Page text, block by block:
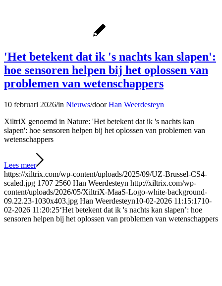
'Het betekent dat ik 's nachts kan slapen':
hoe sensoren helpen bij het oplossen van
problemen van wetenschappers
10 februari 2026/in Nieuws/doorHan Weerdesteyn
XiltriX genoemd in Nature: 'Het betekent dat ik 's nachts kan
slapen': hoe sensoren helpen bij het oplossen van problemen van
wetenschappers
Lees meer
https://xiltrix.com/wp-content/uploads/2025/09/UZ-Brussel-CS4-
scaled.jpg 1707 2560 Han Weerdesteyn http://xiltrix.com/wp-
content/uploads/2026/05/XiltriX-MaaS-Logo-white-background-
09.22.23-1030x403.jpg Han Weerdesteyn10-02-2026 11:15:1710-
02-2026 11:20:25‘Het betekent dat ik 's nachts kan slapen’: hoe
sensoren helpen bij het oplossen van problemen van wetenschappers